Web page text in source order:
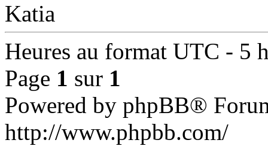
Katia
Heures au format UTC - 5
Page 1 sur 1
Powered by phpBB®
http://www.phpbb.com/